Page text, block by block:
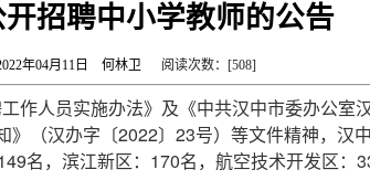
招聘中小学教师的公告
年04月11日 何林卫 阅读次数：[508]
作人员实施办法》及《中共汉中市委办公室
（汉办字〔2022〕23号）等文件精神，汉
名，滨江新区：170名，航空技术开发区：